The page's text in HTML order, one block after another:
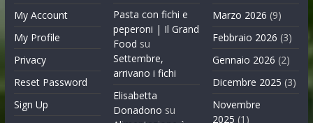
My Account
My Profile
Privacy
Reset Password
Sign Up
Pasta con fichi e
peperoni | Il Grand
Food su
Settembre,
arrivano i fichi
Elisabetta
Donadono su
Marzo 2026 (9)
Febbraio 2026 (3)
Gennaio 2026 (2)
Dicembre 2025 (3)
Novembre
2025 (1)